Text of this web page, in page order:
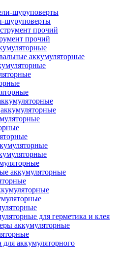
шуруповерты
прочий
аккумуляторные
аккумуляторные
для герметика и клея
аккумуляторные